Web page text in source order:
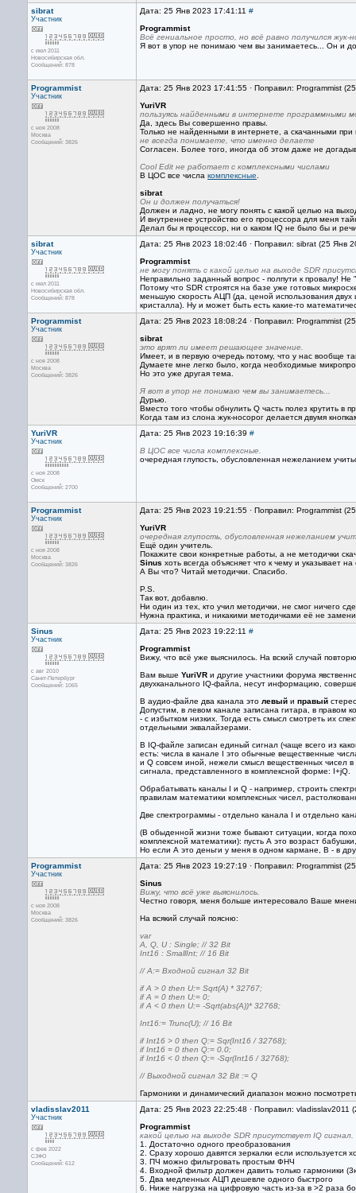
sibrat
Участник
с июл 2011
Новосибирская обл.
Сообщений: 878
Дата: 25 Янв 2023 17:41:11 #
Programmist
Всё гениальное просто, но всё равно получился жук-
Я вот в упор не понимаю чем вы занимаетесь... Он и
Programmist
Участник
с ноя 2008
Москва
Сообщений: 3826
Дата: 25 Янв 2023 17:41:55 · Поправил: Programmist
YuriVR
пользуясь найденными в интернете программными
Да, здесь Вы совершенно правы.
Только не найденными в интернете, а скачанными
не всегда понимаете, что именно делаете
Согласен. Более того, иногда об этом даже не
Cool Edit не работает с комплексными числами
В ЦОС все числа комплексные
sibrat
Он и должен получаться!
Должен и ладно, не могу понять с какой целью на
И внутреннее устройство его процессора для меня
Делал бы я процессор, ни о каком IQ не было бы и
sibrat
Участник
с июл 2011
Новосибирская обл.
Сообщений: 878
Дата: 25 Янв 2023 18:02:46 · Поправил: sibrat (25 Янв
Programmist
не могу понять с какой целью на выходе SDR
Неправильно заданный вопрос - полпути к провалу! Не
Потому что SDR строятся на базе уже готовых
меньшую скорость АЦП (да, ценой использования двух
кристалла). Ну и может быть есть какие-то
Programmist
Участник
с ноя 2008
Москва
Сообщений: 3826
Дата: 25 Янв 2023 18:08:24 · Поправил: Programmist
sibrat
это врят ли имеет решающее значение.
Имеет, и в первую очередь потому, что у нас вообще
Думаете мне легко было, когда необходимые
Но это уже другая тема.
Я вот в упор не понимаю чем вы занимаетесь...
Дурью.
Вместо того чтобы обнулить Q часть полез крутить в
Когда там из слона жук-носорог делается двумя
YuriVR
Участник
с ноя 2008
Омск
Сообщений: 2700
Дата: 25 Янв 2023 19:16:39 #
В ЦОС все числа комплексные.
очередная глупость, обусловленная нежеланием
Programmist
Участник
с ноя 2008
Москва
Сообщений: 3826
Дата: 25 Янв 2023 19:21:55 · Поправил: Programmist
YuriVR
очередная глупость, обусловленная нежеланием
Ещё один учитель.
Покажите свои конкретные работы, а не методички
Sinus хоть всегда объясняет что к чему и указывает
А Вы что? Читай методички. Спасибо.
P.S.
Так вот, добавлю.
Ни один из тех, кто учил методички, не смог ничего
Нужна практика, и никакими методичками её не
Sinus
Участник
с авг 2010
Санкт-Петербург
Сообщений: 1065
Дата: 25 Янв 2023 19:22:11 #
Programmist
Вижу, что всё уже выяснилось. На вский случай
Вам выше YuriVR и другие участники форума
двухканального IQ-файла, несут информацию,
В аудио-файле два канала это левый и правый
Допустим, в левом канале записана гитара, в правом
- с избытком низких. Тогда есть смысл смотреть их
отдельными эквалайзерами.
В IQ-файле записан единый сигнал (чаще всего из
есть: числа в канале I это обычные вещественные
и Q совсем иной, нежели смысл вещественных чисел
сигнала, представленного в комплексной форме: I+jQ.
Обрабатывать каналы I и Q - например, строить
правилам математики комплексных чисел,
Две спектрограммы - отдельно канала I и отдельно
(В обыденной жизни тоже бывают ситуации, когда
комплексной математики): пусть А это возраст
Но если А это деньги у меня в одном кармане, В - в
Programmist
Участник
с ноя 2008
Москва
Сообщений: 3826
Дата: 25 Янв 2023 19:27:19 · Поправил: Programmist
Sinus
Вижу, что всё уже выяснилось.
Честно говоря, меня больше интересовало Ваше
На всякий случай поясню:
var
A, Q, U : Single; // 32 Bit
Int16 : SmallInt; // 16 Bit
// A:= Входной сигнал 32 Bit
if A > 0 then U:= Sqrt(A) * 32767;
if A = 0 then U:= 0;
if A < 0 then U:= -Sqrt(abs(A))* 32768;
Int16:= Trunc(U); // 16 Bit
if Int16 > 0 then Q:= Sqr(Int16 / 32768);
if Int16 = 0 then Q:= 0.0;
if Int16 < 0 then Q:= -Sqr(Int16 / 32768);
// Выходной сигнал 32 Bit := Q
Гармоники и динамический диапазон можно
vladisslav2011
Участник
с фев 2022
СЗФО
Сообщений: 612
Дата: 25 Янв 2023 22:25:48 · Поправил: vladisslav2011
Programmist
какой целью на выходе SDR присутствует IQ сигнал.
1. Достаточно одного преобразования
2. Сразу хорошо давятся зеркалки если используется
3. ПЧ можно фильтровать простым ФНЧ
4. Входной фильтр должен давить только гармоники
5. Два медленных АЦП дешевле одного быстрого
6. Ниже нагрузка на цифровую часть из-за в >2 раза